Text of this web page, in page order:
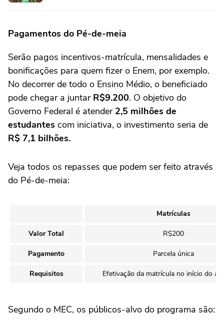
Pagamentos do Pé-de-meia
Serão pagos incentivos-matrícula, mensalidades e
bonificações para quem fizer o Enem, por exemplo.
No decorrer de todo o Ensino Médio, o beneficiado
pode chegar a juntar R$9.200. O objetivo do
Governo Federal é atender 2,5 milhões de
estudantes com iniciativa, o investimento seria de
R$ 7,1 bilhões.
Veja todos os repasses que podem ser feito através
do Pé-de-meia:
Matrículas
Valor Total R$200
Pagamento Parcela única
Requisitos Efetivação da matrícula no início do
Segundo o MEC, os públicos-alvo do programa são: